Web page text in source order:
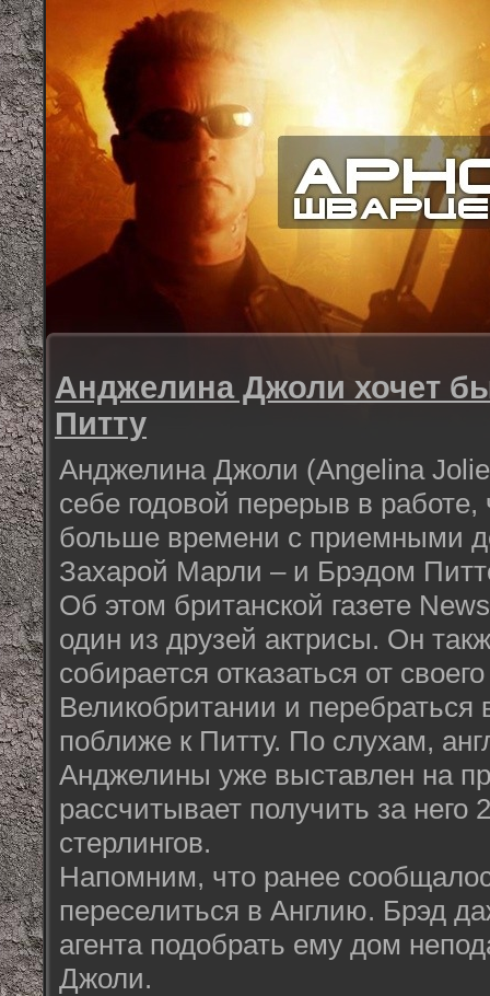
Анджелина Джоли хочет
Питту
Анджелина Джоли (Angelina
себе годовой перерыв в
больше времени с приемными
Захарой Марли – и Брэдом
Об этом британской газете
один из друзей актрисы. Он
собирается отказаться от
Великобритании и
поближе к Питту. По слухам,
Анджелины уже выставлен на
рассчитывает получить за
стерлингов.
Напомним, что ранее
переселиться в Англию. Брэд
агента подобрать ему дом
Джоли.